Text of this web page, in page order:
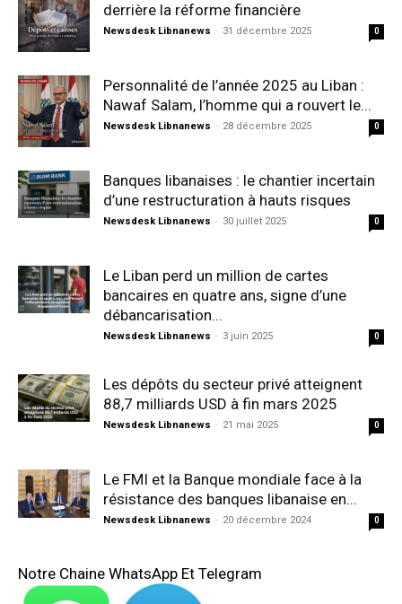
derrière la réforme financière
Newsdesk Libnanews - 31 décembre 2025 0
Personnalité de l’année 2025 au Liban :
Nawaf Salam, l’homme qui a rouvert le...
Newsdesk Libnanews - 28 décembre 2025 0
Banques libanaises : le chantier incertain
d’une restructuration à hauts risques
Newsdesk Libnanews - 30 juillet 2025 0
Le Liban perd un million de cartes
bancaires en quatre ans, signe d’une
débancarisation...
Newsdesk Libnanews - 3 juin 2025 0
Les dépôts du secteur privé atteignent
88,7 milliards USD à fin mars 2025
Newsdesk Libnanews - 21 mai 2025 0
Le FMI et la Banque mondiale face à la
résistance des banques libanaise en...
Newsdesk Libnanews - 20 décembre 2024 0
Notre Chaine WhatsApp Et Telegram